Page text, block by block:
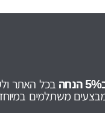
בכל האתר
מבצעים משתלמים